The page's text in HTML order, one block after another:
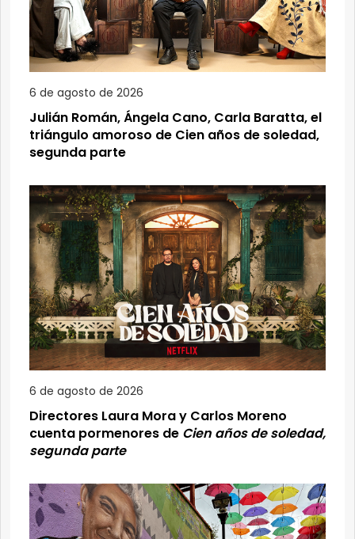
6 de agosto de 2026
Julián Román, Ángela Cano, Carla Baratta, el
triángulo amoroso de Cien años de soledad,
segunda parte
6 de agosto de 2026
Directores Laura Mora y Carlos Moreno
cuenta pormenores de Cien años de soledad,
segunda parte